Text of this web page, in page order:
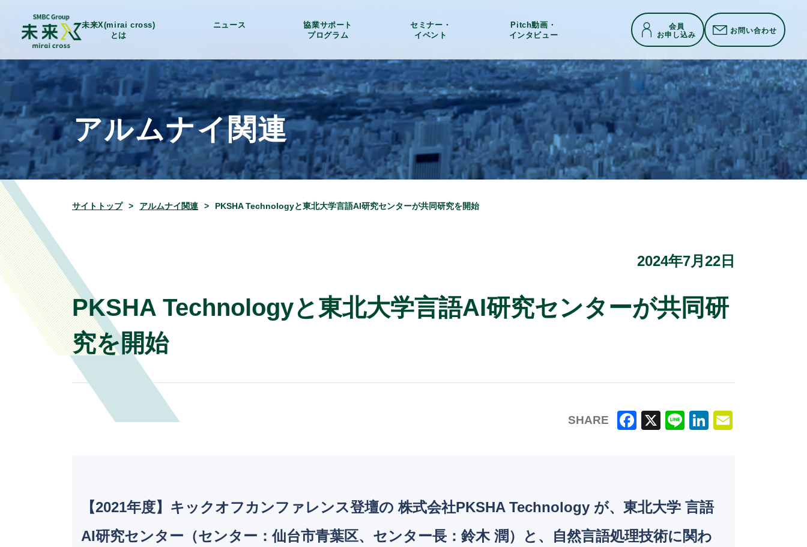
未来X(mirai cross)
とは
ニュース
協業サポート
プログラム
セミナー・
イベント
Pitch動画・
インタビュー
会員
お申し込み お問い合わせ
アルムナイ関連
サイトトップ アルムナイ関連 PKSHA Technologyと東北大学言語AI研究センターが共同研究を開始
2024年7月22日
PKSHA Technologyと東北大学言語AI研究センターが共同研
究を開始
SHARE
e
b
o
e
dI
n
【2021年度】キックオフカンファレンス登壇の 株式会社PKSHA Technology が、東北大学 言語
AI研究センター（センター：仙台市青葉区、センター長：鈴木 潤）と、自然言語処理技術に関わ